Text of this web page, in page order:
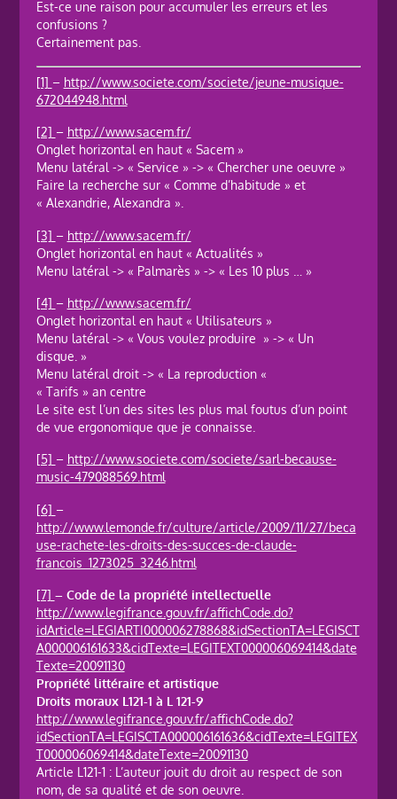
Est-ce une raison pour accumuler les erreurs et les
confusions ?
Certainement pas.
[1] – http://www.societe.com/societe/jeune-musique-
672044948.html
[2] – http://www.sacem.fr/
Onglet horizontal en haut « Sacem »
Menu latéral -> « Service » -> « Chercher une oeuvre »
Faire la recherche sur « Comme d’habitude » et
« Alexandrie, Alexandra ».
[3] – http://www.sacem.fr/
Onglet horizontal en haut « Actualités »
Menu latéral -> « Palmarès » -> « Les 10 plus … »
[4] – http://www.sacem.fr/
Onglet horizontal en haut « Utilisateurs »
Menu latéral -> « Vous voulez produire » -> « Un
disque. »
Menu latéral droit -> « La reproduction «
« Tarifs » an centre
Le site est l’un des sites les plus mal foutus d’un point
de vue ergonomique que je connaisse.
[5] – http://www.societe.com/societe/sarl-because-
music-479088569.html
[6] –
http://www.lemonde.fr/culture/article/2009/11/27/beca
use-rachete-les-droits-des-succes-de-claude-
francois_1273025_3246.html
[7] – Code de la propriété intellectuelle
http://www.legifrance.gouv.fr/affichCode.do?
idArticle=LEGIARTI000006278868&idSectionTA=LEGISCT
A000006161633&cidTexte=LEGITEXT000006069414&date
Texte=20091130
Propriété littéraire et artistique
Droits moraux L121-1 à L 121-9
http://www.legifrance.gouv.fr/affichCode.do?
idSectionTA=LEGISCTA000006161636&cidTexte=LEGITEX
T000006069414&dateTexte=20091130
Article L121-1 : L’auteur jouit du droit au respect de son
nom, de sa qualité et de son oeuvre.